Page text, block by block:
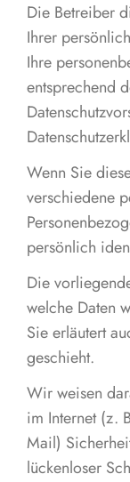
Die Betreiber
Ihrer
Ihre
entsprechend
Wenn Sie
verschiedene
persönlich
Die
welche Daten
Sie erläutert
geschieht.
Wir weisen
im Internet (z.
Mail)
lückenloser